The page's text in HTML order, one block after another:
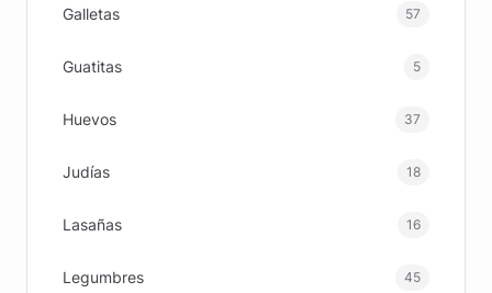
Galletas 57
Guatitas 5
Huevos 37
Judías 18
Lasañas 16
Legumbres 45